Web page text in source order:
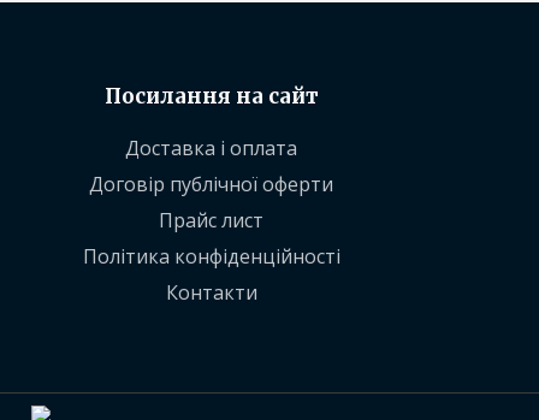
Посилання на сайт
Доставка і оплата
Договір публічної оферти
Прайс лист
Політика конфіденційності
Контакти